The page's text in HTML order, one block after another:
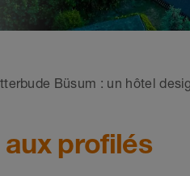
Büsum : un hôtel
profilés